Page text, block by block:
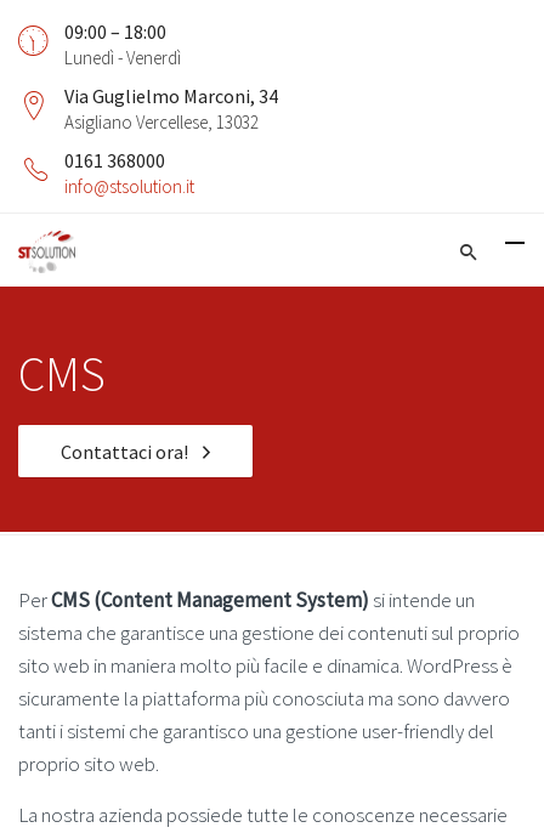
09:00 – 18:00
Lunedì - Venerdì
Via Guglielmo Marconi, 34
Asigliano Vercellese, 13032
0161 368000
info@stsolution.it
CMS
Contattaci ora!
PerCMS (Content Management System) si intende un
sistema che garantisce una gestione dei contenuti sul proprio
sito web in maniera molto più facile e dinamica. WordPress è
sicuramente la piattaforma più conosciuta ma sono davvero
tanti i sistemi che garantisco una gestione user-friendly del
proprio sito web.
La nostra azienda possiede tutte le conoscenze necessarie